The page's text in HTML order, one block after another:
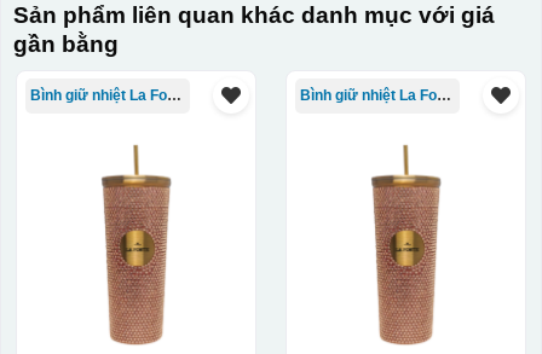
Sản phẩm liên quan khác danh mục với giá
gần bằng
Bình giữ nhiệt La Fonte Bình giữ nhiệt La Fonte